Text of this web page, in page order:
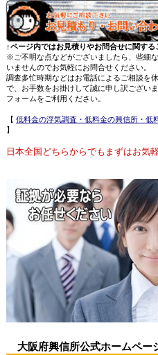
↑ページ内ではお見積りやお問合せに関する
※ご不明な点などがございましたら、些細
いませんのでお気軽にお問合せください。
調査多忙時期などはお電話によるご相談を
で、お手数をお掛けして誠に申し訳ござい
フォームをご利用ください。
【 低料金の浮気調査・低料金の興信所・低
】
日本全国どちらからでもまずはお気
大阪府興信所公式ホームペー